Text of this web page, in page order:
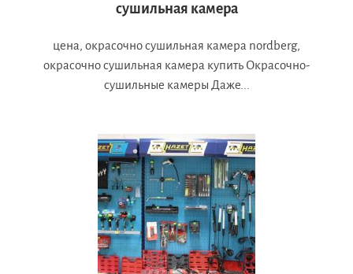
сушильная камера
цена, окрасочно сушильная камера nordberg,
окрасочно сушильная камера купить Окрасочно-
сушильные камеры Даже...